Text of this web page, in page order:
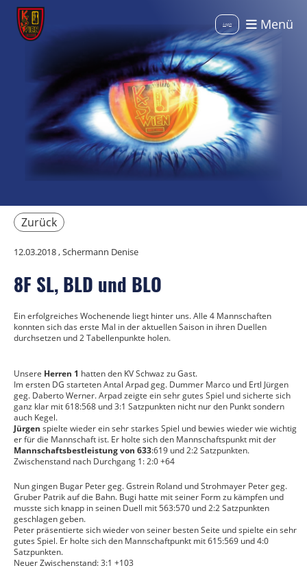
Login Menü
Zurück
12.03.2018, Schermann Denise
8F SL, BLD und BLO
Ein erfolgreiches Wochenende liegt hinter uns. Alle 4 Mannschaften
konnten sich das erste Mal in der aktuellen Saison in ihren Duellen
durchsetzen und 2 Tabellenpunkte holen.
Unsere Herren 1 hatten den KV Schwaz zu Gast.
Im ersten DG starteten Antal Arpad geg. Dummer Marco und Ertl Jürgen
geg. Daberto Werner. Arpad zeigte ein sehr gutes Spiel und sicherte sich
ganz klar mit 618:568 und 3:1 Satzpunkten nicht nur den Punkt sondern
auch Kegel.
Jürgen spielte wieder ein sehr starkes Spiel und bewies wieder wie wichtig
er für die Mannschaft ist. Er holte sich den Mannschaftspunkt mit der
Mannschaftsbestleistung von 633:619 und 2:2 Satzpunkten.
Zwischenstand nach Durchgang 1: 2:0 +64
Nun gingen Bugar Peter geg. Gstrein Roland und Strohmayer Peter geg.
Gruber Patrik auf die Bahn. Bugi hatte mit seiner Form zu kämpfen und
musste sich knapp in seinen Duell mit 563:570 und 2:2 Satzpunkten
geschlagen geben.
Peter präsentierte sich wieder von seiner besten Seite und spielte ein sehr
gutes Spiel. Er holte sich den Mannschaftpunkt mit 615:569 und 4:0
Satzpunkten.
Neuer Zwischenstand: 3:1 +103